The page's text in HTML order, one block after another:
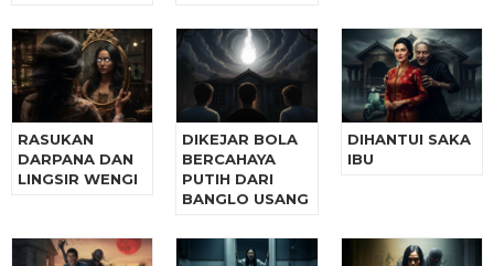
RASUKAN
DARPANA DAN
LINGSIR WENGI
DIKEJAR BOLA
BERCAHAYA
PUTIH DARI
BANGLO USANG
DIHANTUI SAKA
IBU